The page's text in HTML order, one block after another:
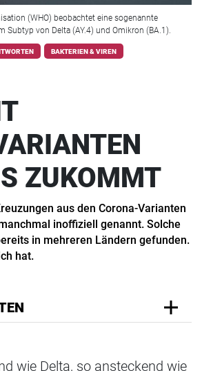
(WHO) beobachtet eine sogenannte
Subtyp von Delta (AY.4) und Omikron (BA.1).
BAKTERIEN & VIREN
ZUKOMMT
aus den Corona-Varianten
inoffiziell genannt. Solche
in mehreren Ländern gefunden.
hat.
wie Delta, so ansteckend wie